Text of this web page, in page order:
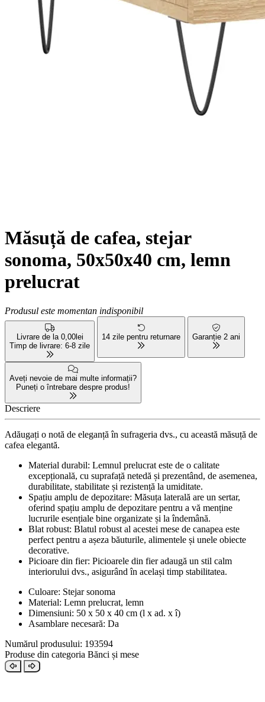
Măsuță de cafea, stejar
sonoma, 50x50x40 cm, lemn
prelucrat
Produsul este momentan indisponibil
Livrare de la 0,00lei
Timp de livrare: 6-8 zile
14 zile pentru returnare Garanție 2 ani
Aveți nevoie de mai multe informații?
Puneți o întrebare despre produs!
Descriere
Adăugați o notă de eleganță în sufrageria dvs., cu această măsuță de
cafea elegantă.
Material durabil: Lemnul prelucrat este de o calitate
excepțională, cu suprafață netedă și prezentând, de asemenea,
durabilitate, stabilitate și rezistență la umiditate.
Spațiu amplu de depozitare: Măsuța laterală are un sertar,
oferind spațiu amplu de depozitare pentru a vă menține
lucrurile esențiale bine organizate și la îndemână.
Blat robust: Blatul robust al acestei mese de canapea este
perfect pentru a așeza băuturile, alimentele și unele obiecte
decorative.
Picioare din fier: Picioarele din fier adaugă un stil calm
interiorului dvs., asigurând în același timp stabilitatea.
Culoare: Stejar sonoma
Material: Lemn prelucrat, lemn
Dimensiuni: 50 x 50 x 40 cm (l x ad. x î)
Asamblare necesară: Da
Numărul produsului: 193594
Produse din categoria Bănci și mese